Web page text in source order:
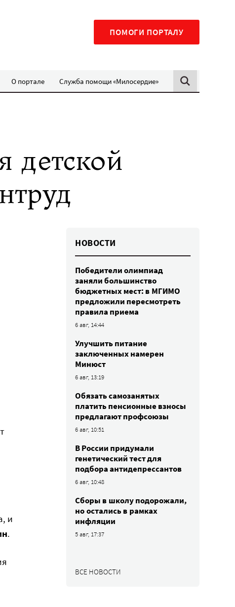
ПОМОГИ ПОРТАЛУ
О портале Служба помощи «Милосердие»
детской
и
.
НОВОСТИ
Победители олимпиад
заняли большинство
бюджетных мест: в МГИМО
предложили пересмотреть
правила приема
6 авг, 14:44
Улучшить питание
заключенных намерен
Минюст
6 авг, 13:19
Обязать самозанятых
платить пенсионные взносы
предлагают профсоюзы
6 авг, 10:51
В России придумали
генетический тест для
подбора антидепрессантов
6 авг, 10:48
Сборы в школу подорожали,
но остались в рамках
инфляции
5 авг, 17:37
ВСЕ НОВОСТИ